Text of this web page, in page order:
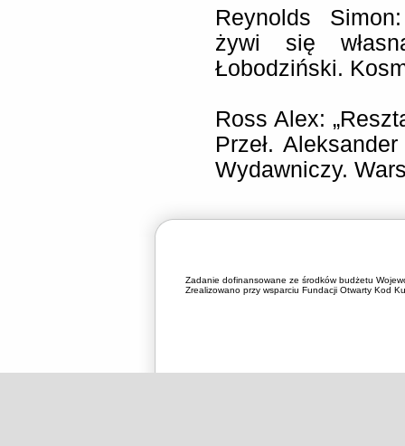
Reynolds
żywi się
Łobodziński.
Ross Alex:
Przeł.
Wydawniczy.
Zadanie dofinansowane ze środków budżetu
Zrealizowano przy wsparciu Fundacji Otwarty Kod